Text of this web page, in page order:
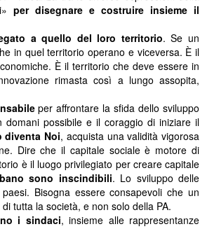
per disegnare e costruire insieme il
a quello del loro territorio. Se un
in quel territorio operano e viceversa. È il
È il territorio che deve essere in
rimasta così a lungo assopita,
per affrontare la sfida dello sviluppo
possibile e il coraggio di iniziare il
diventa Noi, acquista una validità vigorosa
Dire che il capitale sociale è motore di
è il luogo privilegiato per creare capitale
sono inscindibili. Lo sviluppo delle
Bisogna essere consapevoli che un
tutta la società, e non solo della PA.
i sindaci, insieme alle rappresentanze